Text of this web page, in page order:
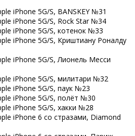
iPhone 5G/S, BANSKEY №31
iPhone 5G/S, Rock Star №34
iPhone 5G/S, котенок №33
iPhone 5G/S, Криштиану Роналду
iPhone 5G/S, Лионель Месси
iPhone 5G/S, милитари №32
iPhone 5G/S, паук №23
iPhone 5G/S, полёт №30
iPhone 5G/S, хакки №28
iPhone 6 со стразами, Diamond